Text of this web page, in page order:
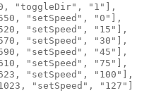
"toggleDir", "1"],
"setSpeed", "0"],
"setSpeed", "15"],
"setSpeed", "30"],
[571, 590,
"setSpeed", "75"],
"setSpeed", "100"],
"setSpeed", "127"]